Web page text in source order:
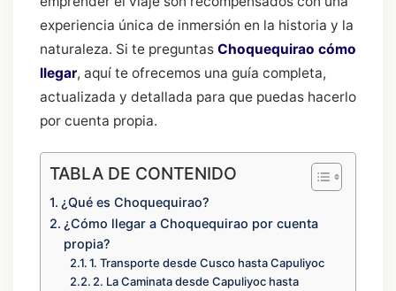
experiencia única de inmersión en la historia y la
naturaleza. Si te preguntas Choquequirao cómo
llegar, aquí te ofrecemos una guía completa,
actualizada y detallada para que puedas hacerlo
por cuenta propia.
TABLA DE CONTENIDO
¿Qué es Choquequirao?
¿Cómo llegar a Choquequirao por cuenta
propia?
1. Transporte desde Cusco hasta Capuliyoc
2. La Caminata desde Capuliyoc hasta